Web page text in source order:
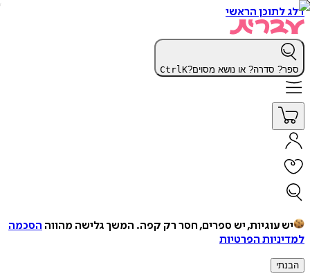
הראשי
סדרה? או נושא מסוים? CtrlK
עוגיות, יש ספרים, חסר רק קפה. המשך גלישה מהווההסכמה
הפרטיות